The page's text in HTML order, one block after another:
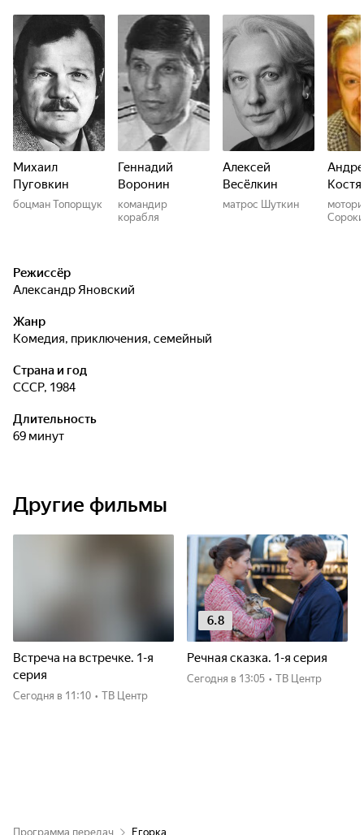
Михаил
Пуговкин
боцман Топорщук
Геннадий
Воронин
командир
корабля
Алексей
Весёлкин
матрос Шуткин
Режиссёр
Александр Яновский
Жанр
комедия, приключения, семейный
Страна и год
СССР, 1984
Длительность
69 минут
Другие фильмы
Встреча на встречке. 1-я
серия
Сегодня в 11:10 • ТВ Центр
6.8
Речная сказка. 1-я серия
Сегодня в 13:05 • ТВ Центр
Программа передач Егорка